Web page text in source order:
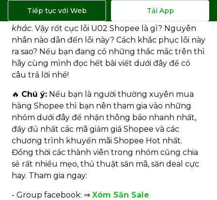
không thành công U02: Tiếc quá! Mã giảm giá
này không hợp lệ. Vui lòng dùng mã giảm giá
khác. Vậy rốt cục lỗi U02 Shopee là gì? Nguyên
nhân nào dẫn đến lỗi này? Cách khắc phục lỗi này
ra sao? Nếu bạn đang có những thắc mắc trên thì
hãy cùng mình đọc hết bài viết dưới đây để có
câu trả lời nhé!
🔥 Chú ý: Nếu bạn là người thường xuyên mua
hàng Shopee thì bạn nên tham gia vào những
nhóm dưới đây để nhận thông báo nhanh nhất,
đầy đủ nhất các mã giảm giá Shopee và các
chương trình khuyến mãi Shopee Hot nhất.
Đồng thời các thành viên trong nhóm cũng chia
sẻ rất nhiều mẹo, thủ thuật săn mã, săn deal cực
hay. Tham gia ngay:
- Group facebook: ⇒ Xóm Săn Sale
Tiếp tục với Web Tải App